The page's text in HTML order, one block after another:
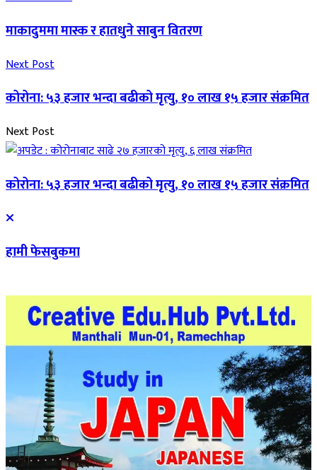
माकादुममा मास्क र हातधुने साबुन वितरण
Next Post
कोरोना: ५३ हजार भन्दा बढीको मृत्यु, १० लाख १५ हजार संक्रमित
Next Post
कोरोना: ५३ हजार भन्दा बढीको मृत्यु, १० लाख १५ हजार संक्रमित
हामी फेसबुकमा